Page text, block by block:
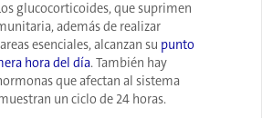
glucocorticoides, que suprimen
además de realizar
esenciales, alcanzan su punto
hora del día. También hay
que afectan al sistema
un ciclo de 24 horas.